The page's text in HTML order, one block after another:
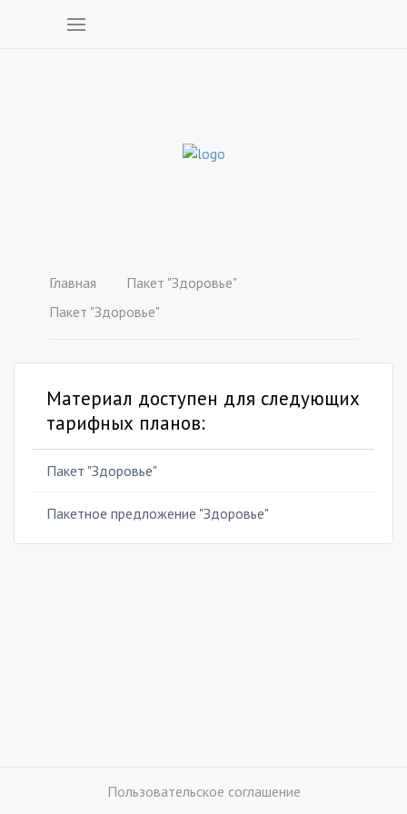
Главная
Пакет "Здоровье"
Пакет "Здоровье"
Материал доступен для следующих
тарифных планов:
Пакет "Здоровье"
Пакетное предложение "Здоровье"
Пользовательское соглашение